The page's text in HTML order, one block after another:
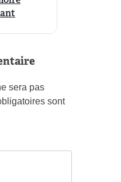
sera pas
sont